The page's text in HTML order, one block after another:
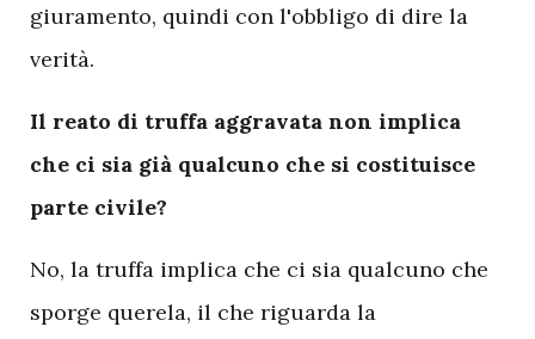
giuramento, quindi con l'obbligo di dire la
verità.
Il reato di truffa aggravata non implica
che ci sia già qualcuno che si costituisce
parte civile?
No, la truffa implica che ci sia qualcuno che
sporge querela, il che riguarda la